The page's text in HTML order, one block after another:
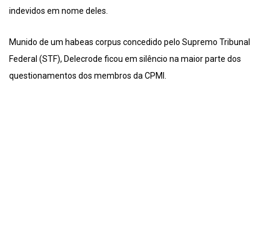
indevidos em nome deles.
Munido de um habeas corpus concedido pelo Supremo Tribunal
Federal (STF), Delecrode ficou em silêncio na maior parte dos
questionamentos dos membros da CPMI.